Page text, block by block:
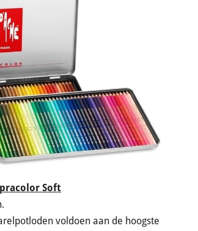
Soft
voldoen aan de hoogste